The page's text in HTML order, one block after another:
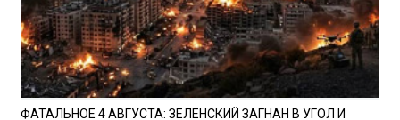
ФАТАЛЬНОЕ 4 АВГУСТА: ЗЕЛЕНСКИЙ ЗАГНАН В УГОЛ И